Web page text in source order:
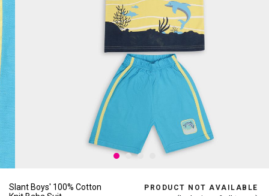
Slant Boys' 100% Cotton
PRODUCT NOT AVAILABLE